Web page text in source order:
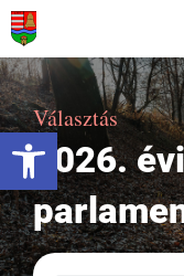
Eszköztár megnyitása
Kihagyás
Választás
2026.